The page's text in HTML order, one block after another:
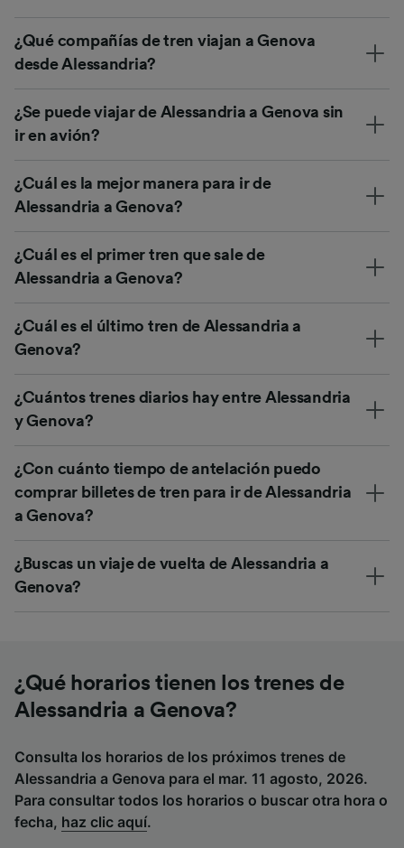
¿Qué compañías de tren viajan a Genova
desde Alessandria?
¿Se puede viajar de Alessandria a Genova sin
ir en avión?
¿Cuál es la mejor manera para ir de
Alessandria a Genova?
¿Cuál es el primer tren que sale de
Alessandria a Genova?
¿Cuál es el último tren de Alessandria a
Genova?
¿Cuántos trenes diarios hay entre Alessandria
y Genova?
¿Con cuánto tiempo de antelación puedo
comprar billetes de tren para ir de Alessandria
a Genova?
¿Buscas un viaje de vuelta de Alessandria a
Genova?
¿Qué horarios tienen los trenes de
Alessandria a Genova?
Consulta los horarios de los próximos trenes de
Alessandria a Genova para el mar. 11 agosto, 2026.
Para consultar todos los horarios o buscar otra hora o
fecha, haz clic aquí.